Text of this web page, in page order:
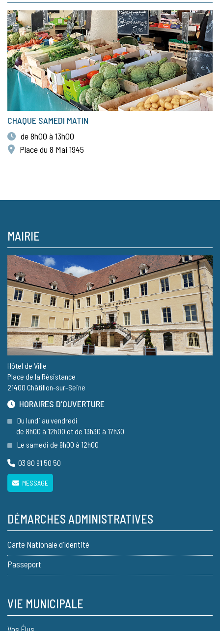
CHAQUE SAMEDI MATIN
de 8h00 à 13h00
Place du 8 Mai 1945
MAIRIE
Hôtel de Ville
Place de la Résistance
21400 Châtillon-sur-Seine
HORAIRES D’OUVERTURE
Du lundi au vendredi
de 8h00 à 12h00 et de 13h30 à 17h30
Le samedi de 9h00 à 12h00
03 80 91 50 50
MESSAGE
DÉMARCHES ADMINISTRATIVES
Carte Nationale d’Identité
Passeport
VIE MUNICIPALE